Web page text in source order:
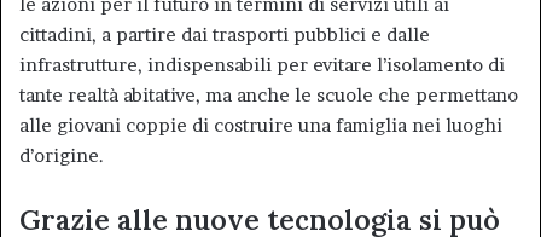
cittadini, a partire dai trasporti pubblici e dalle
infrastrutture, indispensabili per evitare l’isolamento di
tante realtà abitative, ma anche le scuole che permettano
alle giovani coppie di costruire una famiglia nei luoghi
d’origine.
Grazie alle nuove tecnologia si può